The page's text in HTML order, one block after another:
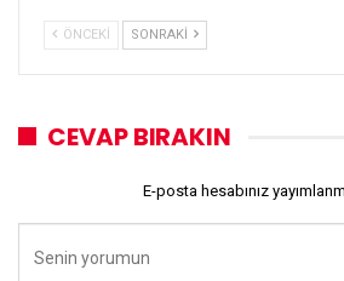
ÖNCEKI SONRAKI
CEVAP BIRAKIN
E-posta hesabınız